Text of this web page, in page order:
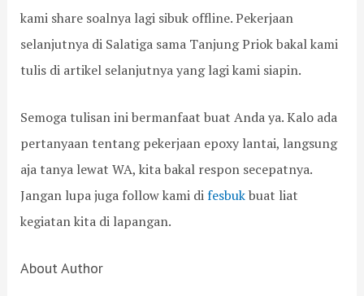
kami share soalnya lagi sibuk offline. Pekerjaan
selanjutnya di Salatiga sama Tanjung Priok bakal kami
tulis di artikel selanjutnya yang lagi kami siapin.
Semoga tulisan ini bermanfaat buat Anda ya. Kalo ada
pertanyaan tentang pekerjaan epoxy lantai, langsung
aja tanya lewat WA, kita bakal respon secepatnya.
Jangan lupa juga follow kami difesbukbuat liat
kegiatan kita di lapangan.
About Author